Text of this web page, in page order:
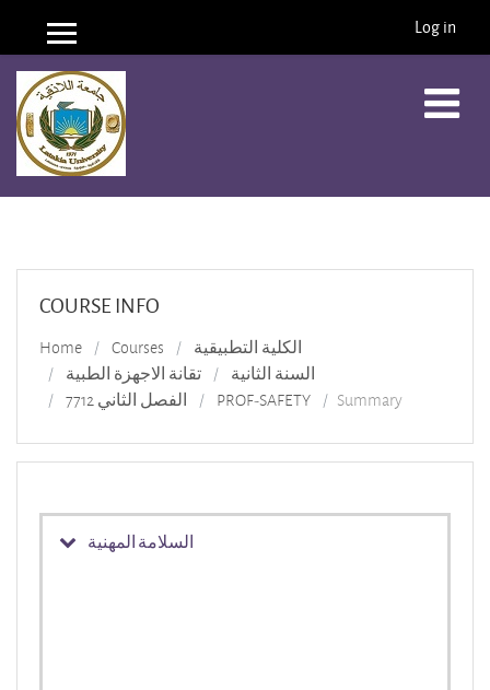
Skip to main content
Side panel Log in
COURSE INFO
Home Courses
الكلية التطبيقية
تقانة الاجهزة الطبية
السنة الثانية
الفصل الثاني 7712
PROF-SAFETY Summary
السلامة المهنية